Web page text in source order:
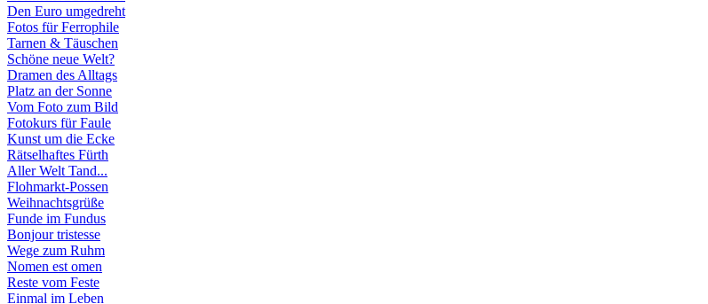
Den Euro umgedreht
Fotos für Ferrophile
Tarnen & Täuschen
Schöne neue Welt?
Dramen des Alltags
Platz an der Sonne
Vom Foto zum Bild
Fotokurs für Faule
Kunst um die Ecke
Rätselhaftes Fürth
Aller Welt Tand...
Flohmarkt-Possen
Weihnachtsgrüße
Funde im Fundus
Bonjour tristesse
Wege zum Ruhm
Nomen est omen
Reste vom Feste
Einmal im Leben